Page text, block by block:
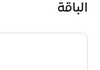
الباقة